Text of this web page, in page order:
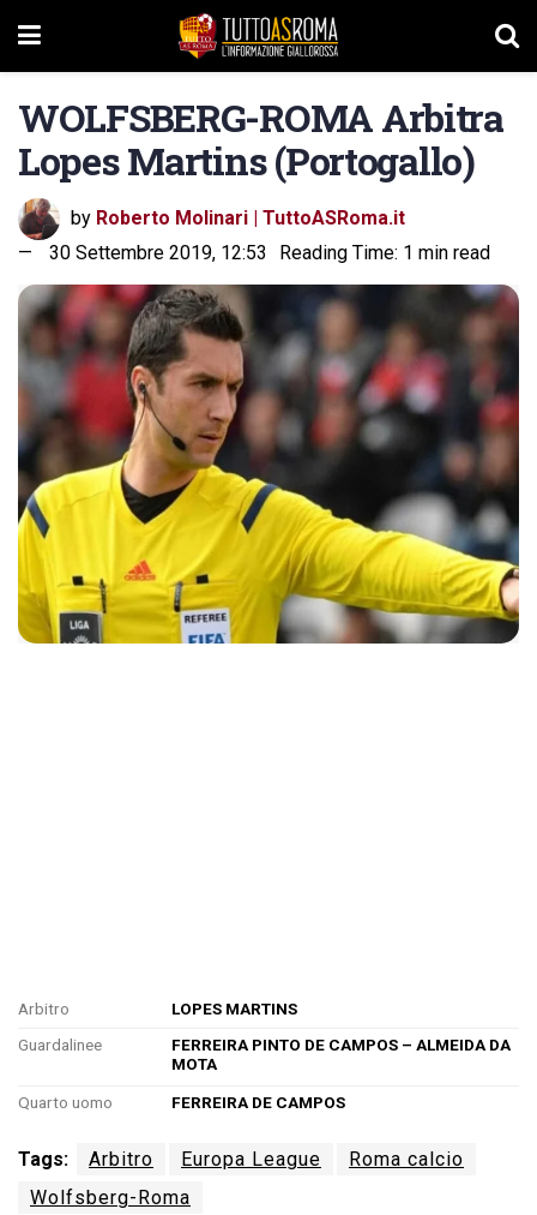
WOLFSBERG-ROMA Arbitra
Lopes Martins (Portogallo)
by Roberto Molinari | TuttoASRoma.it
30 Settembre 2019, 12:53
Reading Time: 1 min read
Arbitro
LOPES MARTINS
Guardalinee
FERREIRA PINTO DE CAMPOS – ALMEIDA DA
MOTA
Quarto uomo
FERREIRA DE CAMPOS
Tags: Arbitro Europa League
Roma calcio
Wolfsberg-Roma